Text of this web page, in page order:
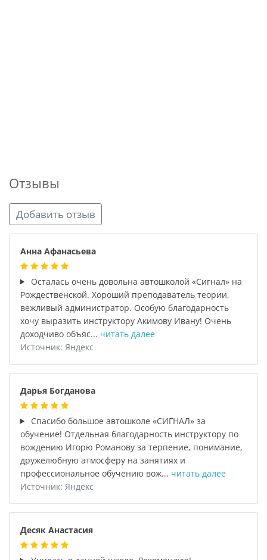
Отзывы
Добавить отзыв
Анна Афанасьева
Осталась очень довольна автошколой «Сигнал» на
Рождественской. Хороший преподаватель теории,
вежливый администратор. Особую благодарность
хочу выразить инструктору Акимову Ивану! Очень
доходчиво объяс... читать далее
Источник: Яндекс
Дарья Богданова
Спасибо большое автошколе «СИГНАЛ» за
обучение! Отдельная благодарность инструктору по
вождению Игорю Романову за терпение, понимание,
дружелюбную атмосферу на занятиях и
профессиональное обучению вож... читать далее
Источник: Яндекс
Десяк Анастасия